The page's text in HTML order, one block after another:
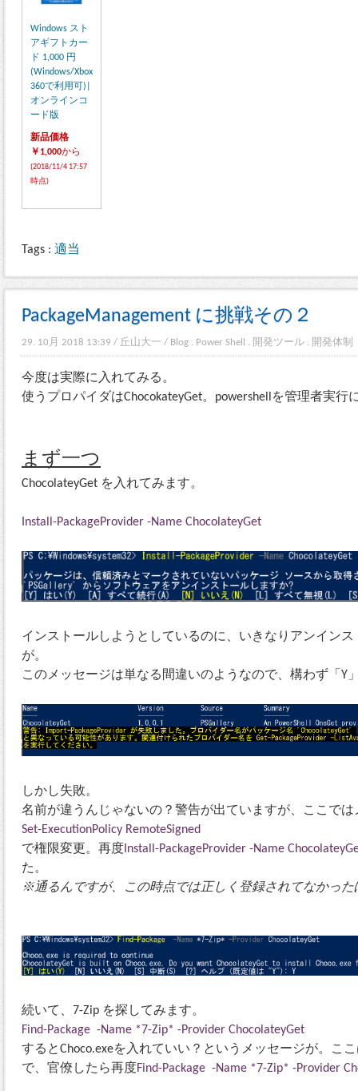
Windows スト
アギフトカー
ド 1,000 円
(Windows/Xbox
360で利用可)|
オンラインコ
ード版
新品価格
￥1,000から
(2018/11/4 17:57
時点)
Tags : 適当
PackageManagement に挑戦その２
29. 10月 2018 13:39 / 丘山大一 / Blog . Power Shell . 開発ツール . 開発体制
今度は実際に入れてみる。
使うプロパイダはChocokateyGet。powershellを管理者実行
まず一つ
ChocolateyGet を入れてみます。
Install-PackageProvider -Name ChocolateyGet
インストールしようとしているのに、いきなりアンイン
が。
このメッセージは単なる間違いのようなので、構わず「Y
しかし失敗。
名前が違うんじゃないの？警告が出ていますが、ここで
Set-ExecutionPolicy RemoteSigned
で権限変更。再度 Install-PackageProvider -Name
た。
※通るんですが、この時点では正しく登録されてなかった
続いて、7-Zip を探してみます。
Find-Package -Name *7-Zip* -Provider ChocolateyGet
するとChoco.exeを入れていい？というメッセージが。こ
で、官僚したら再度Find-Package -Name *7-Zip* -Provider